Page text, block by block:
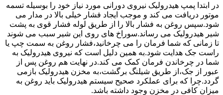
در ابتدا پمپ هیدرولیک نیروی دورانی مورد نیاز خود را بوسیله تسمه
موتور دریافت می کند و موجب ایجاد فشار خیلی بالا در مدار می
شود.سپس روغن به فشار بالا را از طریق لوله فشار قوی به پشت
شیر هیدرولیک می رساند.سوراخ های روی این شیر سبب می شوند
تا زمانی که شما فرمان را می چرخانید،فشار روغن به سمت چپ یا
راست جک هدایت شود.به همین دلیل است که نیروی هیدرولیک به
شما در چرخاندن فرمان کمک می کند.در نهایت هم روغن پس از
عبور از جک،از طریق شیلنگ برگشت،به مخزن هیدرولیک بازمی
گردد.چرا که برای عملکرد صحیح سیستم هیدرولیک باید روغن به
میزان کافی در مخزن وجود داشته باشد.